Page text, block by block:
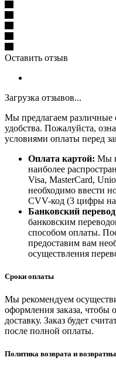
Оставить отзыв
Загрузка отзывов...
Мы предлагаем различные
удобства. Пожалуйста,
условиями оплаты перед
Оплата картой: Мы
наиболее
Visa, MasterCard,
необходимо ввести
CVV-код (3 цифры на
Банковский
банковским
способом оплаты.
предоставим вам
осуществления
Сроки оплаты
Мы рекомендуем
оформления заказа, чтобы
доставку. Заказ будет
после полной оплаты.
Политика возврата и